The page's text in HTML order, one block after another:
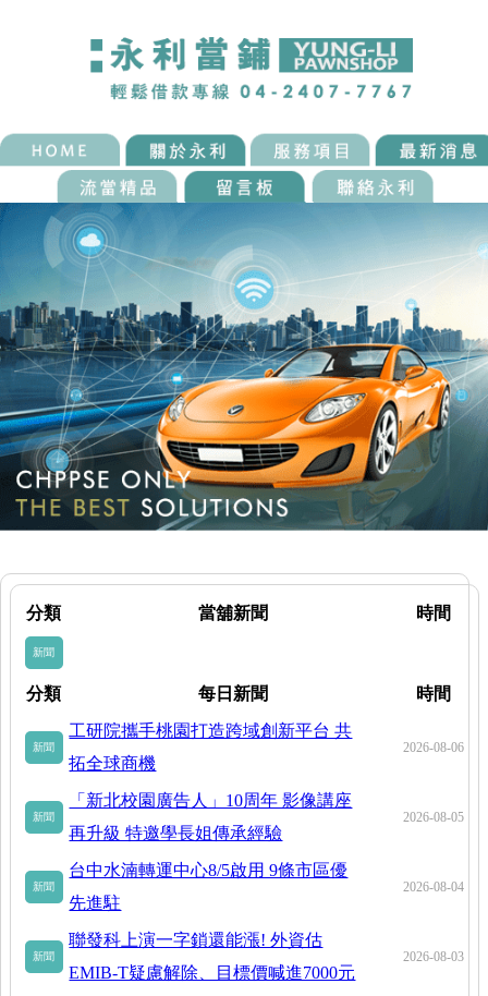
分類 當舖新聞 時間
新聞
分類 每日新聞 時間
新聞
工研院攜手桃園打造跨域創新平台 共
拓全球商機
2026-08-06
新聞
「新北校園廣告人」10周年 影像講座
再升級 特邀學長姐傳承經驗
2026-08-05
新聞
台中水湳轉運中心8/5啟用 9條市區優
先進駐
2026-08-04
新聞
聯發科上演一字鎖還能漲! 外資估
EMIB-T疑慮解除、目標價喊進7000元
2026-08-03